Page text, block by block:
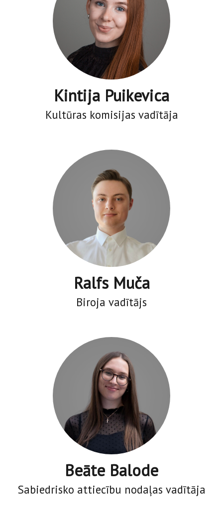
Kintija Puikevica
Kultūras komisijas vadītāja
Ralfs Muča
Biroja vadītājs
Beāte Balode
Sabiedrisko attiecību nodaļas vadītāja